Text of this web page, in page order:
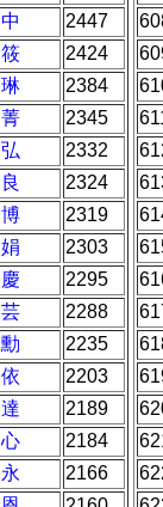
中
2447
筱
2424
琳
2384
菁
2345
弘
2332
良
2324
博
2319
娟
2303
慶
2295
芸
2288
勳
2235
依
2203
達
2189
心
2184
永
2166